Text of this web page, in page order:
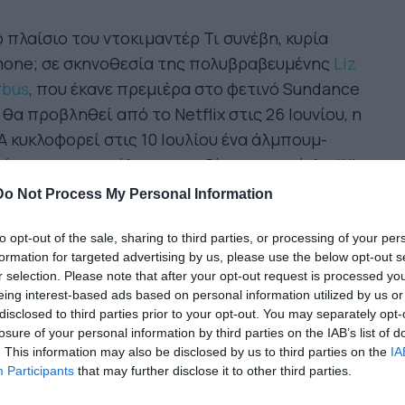
Not Process My Personal Information
opt-out of the sale, sharing to third parties, or processing of your
for targeted advertising by us, please use the below opt-out
selection. Please note that after your opt-out request is processed
interest-based ads based on personal information utilized by us
to third parties prior to your opt-out. You may separately
of your personal information by third parties on the IAB’s list of
This information may also be disclosed by us to third parties on the
Participants that may further disclose it to other third parties.
πλαίσιο του ντοκιμαντέρ Τι συνέβη, κυρία
σε σκηνοθεσία της πολυβραβευμένης Liz
, που έκανε πρεμιέρα στο φετινό Sundance
θα προβληθεί από το Netflix στις 26 Ιουνίου, η
κυκλοφορεί στις 10 Ιουλίου ένα άλμπουμ-
στη μεγάλη τραγουδίστρια με τίτλο “Nina
A Tribute To Nina Simone”. Το άλμπουμ
J. Blige, Common, Usher, Gregory Porter,
Sullivan και Lisa Simone (κόρη της Nina
Hill, που έκανε έξι διασκευές για το
σχολιάζει για τη Nina Simone στο Rolling